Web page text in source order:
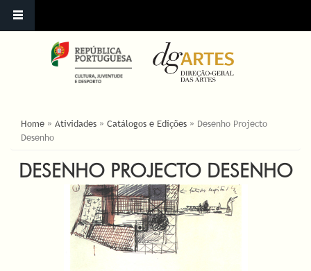
ESTÁ AQUI
Home » Atividades » Catálogos e Edições » Desenho Projecto
Desenho
DESENHO PROJECTO DESENHO